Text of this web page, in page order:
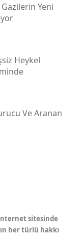
Gazilerin Yeni
Heykel
Ve Aranan
sitesinde
her türlü hakkı